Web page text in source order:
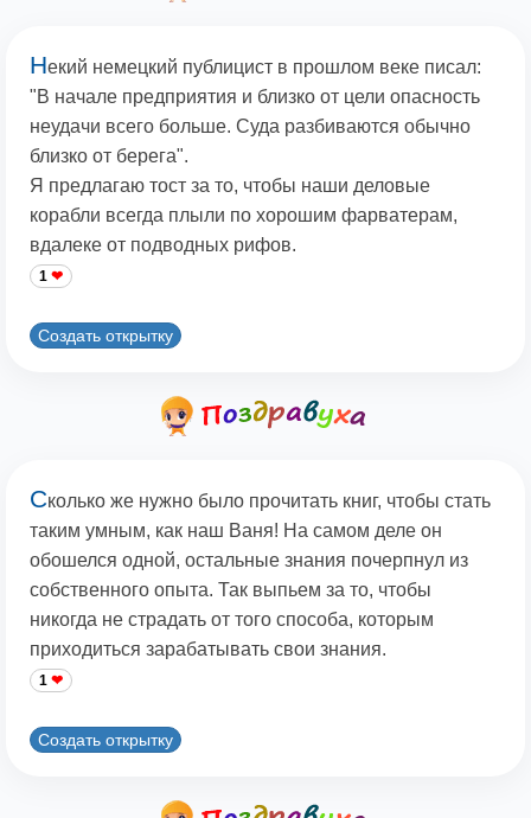
Некий немецкий публицист в прошлом веке писал:
"В начале предприятия и близко от цели опасность
неудачи всего больше. Суда разбиваются обычно
близко от берега".
Я предлагаю тост за то, чтобы наши деловые
корабли всегда плыли по хорошим фарватерам,
вдалеке от подводных рифов.
1
Создать открытку
Сколько же нужно было прочитать книг, чтобы стать
таким умным, как наш Ваня! На самом деле он
обошелся одной, остальные знания почерпнул из
собственного опыта. Так выпьем за то, чтобы
никогда не страдать от того способа, которым
приходиться зарабатывать свои знания.
1
Создать открытку